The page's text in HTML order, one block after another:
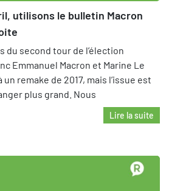
utilisons le bulletin Macron
du second tour de l’élection
Emmanuel Macron et Marine Le
remake de 2017, mais l’issue est
plus grand. Nous
Lire la suite